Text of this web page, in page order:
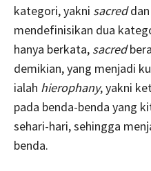
kategori, yakni sacreddan
mendefinisikan dua
hanya berkata, sacred
demikian, yang menjadi
ialah hierophany, yakni
pada benda-benda yang
sehari-hari, sehingga
benda.